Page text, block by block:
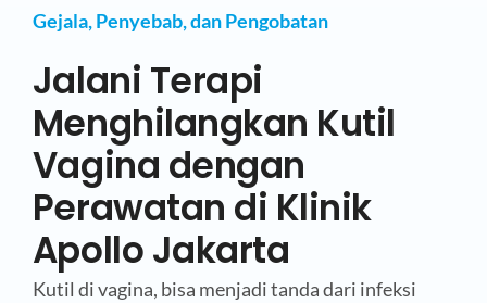
Gejala, Penyebab, dan Pengobatan
Jalani Terapi
Menghilangkan Kutil
Vagina dengan
Perawatan di Klinik
Apollo Jakarta
Kutil di vagina, bisa menjadi tanda dari infeksi